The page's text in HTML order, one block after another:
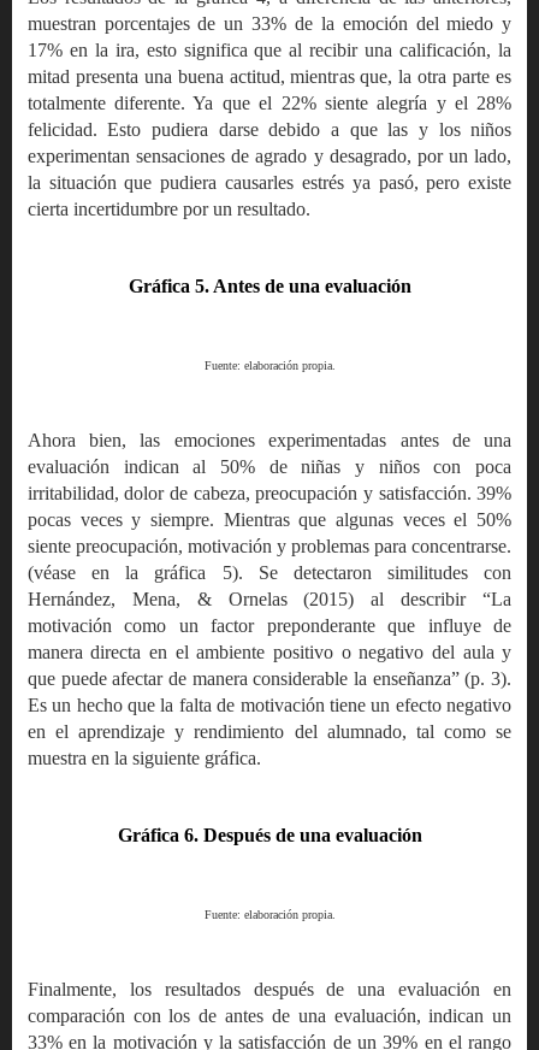
muestran porcentajes de un 33% de la emoción del miedo y
17% en la ira, esto significa que al recibir una calificación, la
mitad presenta una buena actitud, mientras que, la otra parte es
totalmente diferente. Ya que el 22% siente alegría y el 28%
felicidad. Esto pudiera darse debido a que las y los niños
experimentan sensaciones de agrado y desagrado, por un lado,
la situación que pudiera causarles estrés ya pasó, pero existe
cierta incertidumbre por un resultado.
Gráfica 5. Antes de una evaluación
Fuente: elaboración propia.
Ahora bien, las emociones experimentadas antes de una
evaluación indican al 50% de niñas y niños con poca
irritabilidad, dolor de cabeza, preocupación y satisfacción. 39%
pocas veces y siempre. Mientras que algunas veces el 50%
siente preocupación, motivación y problemas para concentrarse.
(véase en la gráfica 5). Se detectaron similitudes con
Hernández, Mena, & Ornelas (2015) al describir “La
motivación como un factor preponderante que influye de
manera directa en el ambiente positivo o negativo del aula y
que puede afectar de manera considerable la enseñanza” (p. 3).
Es un hecho que la falta de motivación tiene un efecto negativo
en el aprendizaje y rendimiento del alumnado, tal como se
muestra en la siguiente gráfica.
Gráfica 6. Después de una evaluación
Fuente: elaboración propia.
Finalmente, los resultados después de una evaluación en
comparación con los de antes de una evaluación, indican un
33% en la motivación y la satisfacción de un 39% en el rango